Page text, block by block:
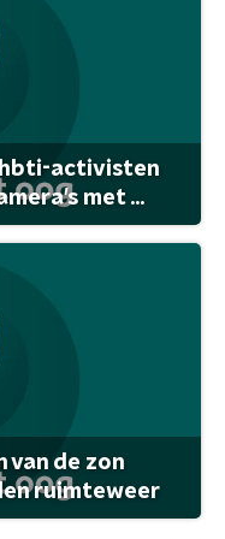
activisten
met ...
van de zon
ruimteweer